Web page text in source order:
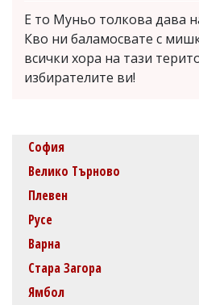
Е то Муньо толкова дава
Кво ни баламосвате с
всички хора на тази
избирателите ви!
София
Велико Търново
Плевен
Русе
Варна
Стара Загора
Ямбол